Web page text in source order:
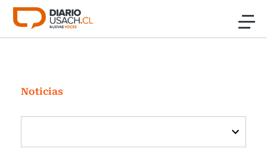
Click acá para ir directamente al contenido
Investigación
Cultura
Programas Radio y TV Usach
Noticias